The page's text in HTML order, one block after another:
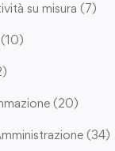
su misura (7)
(10)
(20)
(34)